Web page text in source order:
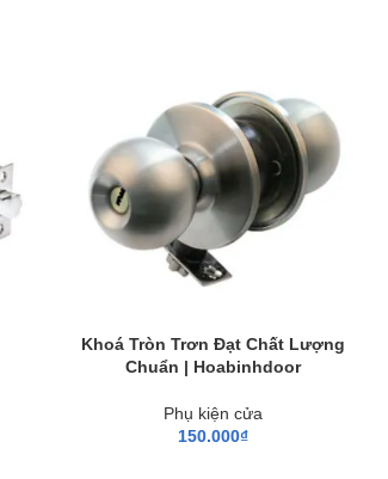
Khoá Tròn Trơn Đạt Chất Lượng
Chuẩn | Hoabinhdoor
Phụ kiện cửa
150.000₫